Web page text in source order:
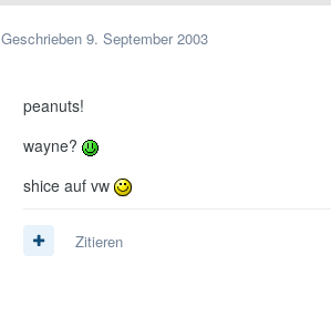
Geschrieben 9. September 2003
peanuts!
wayne?
shice auf vw
Zitieren